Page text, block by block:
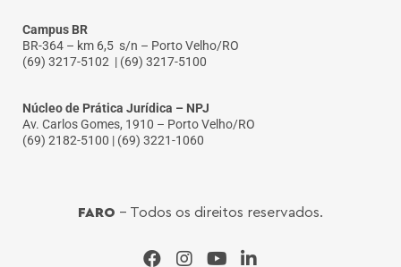
Campus BR
BR-364 – km 6,5 s/n – Porto Velho/RO
(69) 3217-5102 | (69) 3217-5100
Núcleo de Prática Jurídica – NPJ
Av. Carlos Gomes, 1910 – Porto Velho/RO
(69) 2182-5100 | (69) 3221-1060
FARO - Todos os direitos reservados.